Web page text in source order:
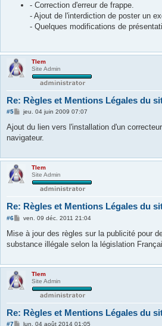
g
- Correction d'erreur de frappe.
- Ajout de l'interdiction de poster un
- Quelques modifications de
Tlem
Site Admin
Re: Règles et Mentions Légales du
#5
M
s
a
jeu. 04 juin 2009 07:07
Ajout du lien vers l'installation d'un
navigateur.
Tlem
Site Admin
Re: Règles et Mentions Légales du
#6
M
s
a
ven. 09 déc. 2011 21:04
Mise à jour des règles sur la publicité pour
substance illégale selon la législation
Tlem
Site Admin
Re: Règles et Mentions Légales du
#7 Mlun. 04 août 2014 01:05